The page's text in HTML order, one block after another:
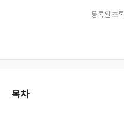
등록된 초
목차